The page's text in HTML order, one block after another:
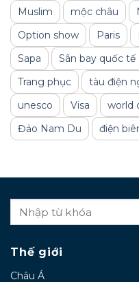
Muslim
mộc châu
Option show
Paris
Sapa
Sân bay quốc tế
Trang phục
tàu điện
unesco
Visa world
Đảo Nam Du
điện
Thế giới
Châu Á